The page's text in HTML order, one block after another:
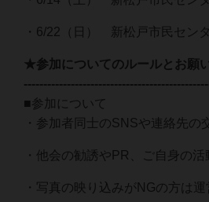
・6/22（日） 新松戸市民セン
★参加についてのルールとお願
■参加について
・参加者同士のSNSや連絡先
・他会の勧誘やPR、ご自身の
・写真の映り込みがNGの方は